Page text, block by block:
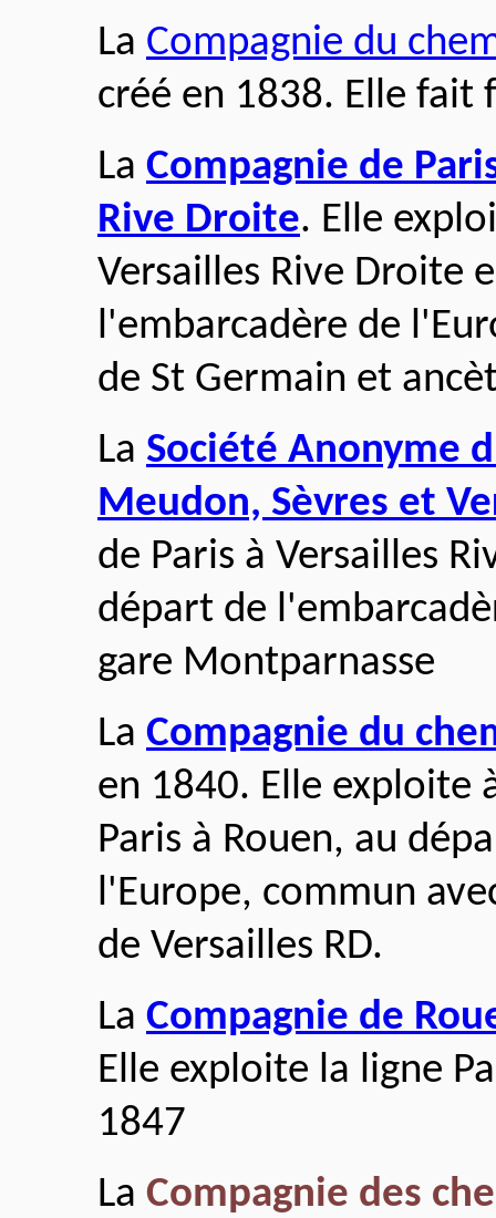
La Compagnie du
créé en 1838. Elle fait
La Compagnie de
Rive Droite. Elle
Versailles Rive Droite
l'embarcadère de
de St Germain et
La Société Anonyme
Meudon, Sèvres et
de Paris à Versailles
départ de
gare Montparnasse
La Compagnie du
en 1840. Elle exploite
Paris à Rouen, au
l'Europe, commun
de Versailles RD.
La Compagnie de
Elle exploite la ligne
1847
La Compagnie des